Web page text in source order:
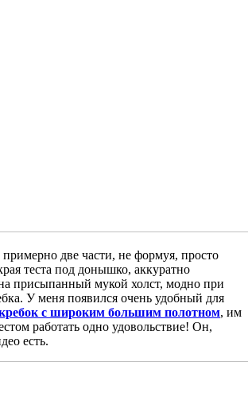
примерно две части, не формуя, просто
теста под донышко, аккуратно
присыпанный мукой холст, модно при
У меня появился очень удобный для
с широким большим полотном, им
работать одно удовольствие! Он,
есть.